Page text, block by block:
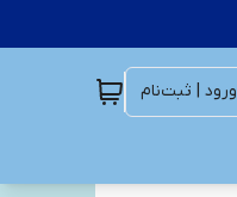
ورود | ثبت‌نام